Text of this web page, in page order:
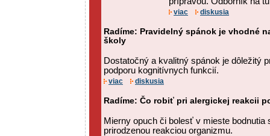
viac diskusia
Radíme: Pravidelný spánok je vhodné
školy
Dostatočný a kvalitný spánok je dôležitý
podporu kognitívnych funkcií.
viac diskusia
Radíme: Čo robiť pri alergickej reakcii
Mierny opuch či bolesť v mieste bodnutia
prirodzenou reakciou organizmu.